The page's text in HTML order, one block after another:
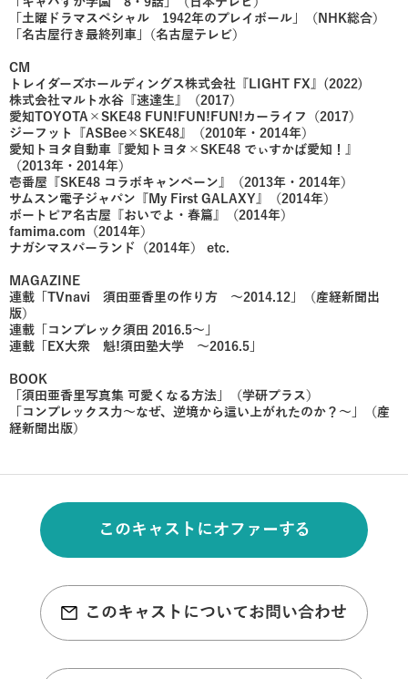
「土曜ドラマスペシャル 1942年のプレイボール」（NHK総合）
「名古屋行き最終列車｣（名古屋テレビ）
CM
トレイダーズホールディングス株式会社『LIGHT FX』(2022)
株式会社マルト水谷『速達生』（2017）
愛知TOYOTA×SKE48 FUN!FUN!FUN!カーライフ（2017）
ジーフット『ASBee×SKE48』（2010年・2014年）
愛知トヨタ自動車『愛知トヨタ×SKE48 でぃすかば愛知！』
（2013年・2014年）
壱番屋『SKE48 コラボキャンペーン』（2013年・2014年）
サムスン電子ジャパン『My First GALAXY』（2014年）
ボートピア名古屋『おいでよ・春篇』（2014年）
famima.com（2014年）
ナガシマスパーランド（2014年） etc.
MAGAZINE
連載「TVnavi 須田亜香里の作り方 ～2014.12」（産経新聞出
版）
連載「コンプレック須田 2016.5～」
連載「EX大衆 魁!須田塾大学 ～2016.5」
BOOK
「須田亜香里写真集 可愛くなる方法」（学研プラス）
「コンプレックス力～なぜ、逆境から這い上がれたのか？～」（産
経新聞出版）
このキャストにオファーする
このキャストについてお問い合わせ